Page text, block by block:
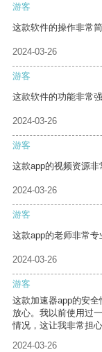
游客
这款软件的操作非常
2024-03-26
游客
这款软件的功能非常
2024-03-26
游客
这款app的视频资源非
2024-03-26
游客
这款app的老师非常专
2024-03-26
游客
这款加速器app的安
放心。我以前使用过
情况，这让我非常担心
2024-03-26